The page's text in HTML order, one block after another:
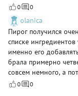
0 0
olanica
Пирог получился
списке
именно его
брала примерно
совсем немного, а
получается.
0 0